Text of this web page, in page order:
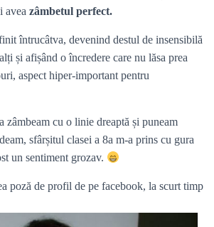
avea zâmbetul perfect.
întrucâtva, devenind destul de insensibilă
și afișând o încredere care nu lăsa prea
aspect hiper-important pentru
zâmbeam cu o linie dreaptă și puneam
sfârșitul clasei a 8a m-a prins cu gura
un sentiment grozav.
poză de profil de pe facebook, la scurt timp